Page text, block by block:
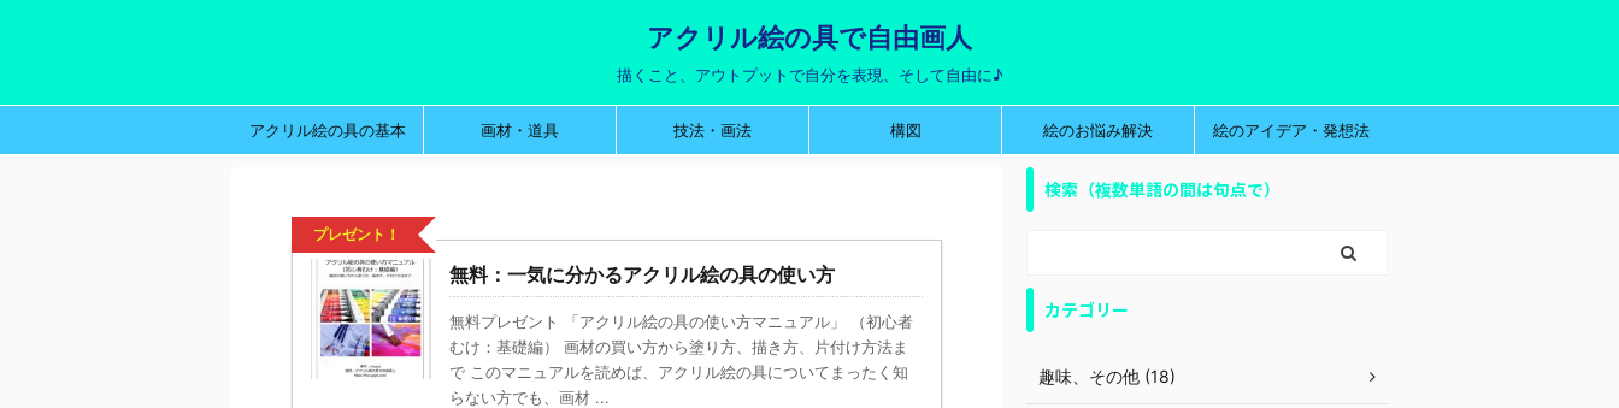
アクリル絵の具で自由画人
描くこと、アウトプットで自分を表現、そして自由に♪
アクリル絵の具の基本 画材・道具 技法・画法 構図 絵のお悩み解決 絵のアイデア・発想法
プレゼント！
無料：一気に分かるアクリル絵の具の使い方
無料プレゼント 「アクリル絵の具の使い方マニュアル」 （初心者
むけ：基礎編） 画材の買い方から塗り方、描き方、片付け方法ま
で このマニュアルを読めば、アクリル絵の具についてまったく知
らない方でも、画材 ...
検索（複数単語の間は句点で）
カテゴリー
趣味、その他 (18)